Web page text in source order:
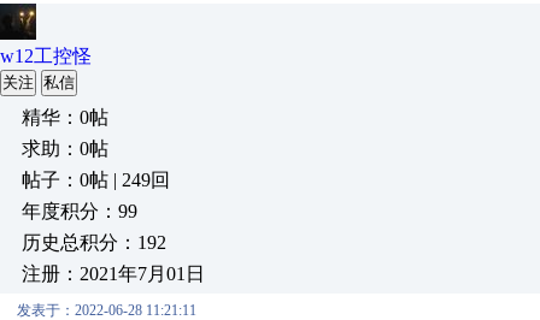
w12工控怪
关注 私信
精华：0帖
求助：0帖
帖子：0帖 | 249回
年度积分：99
历史总积分：192
注册：2021年7月01日
发表于：2022-06-28 11:21:11